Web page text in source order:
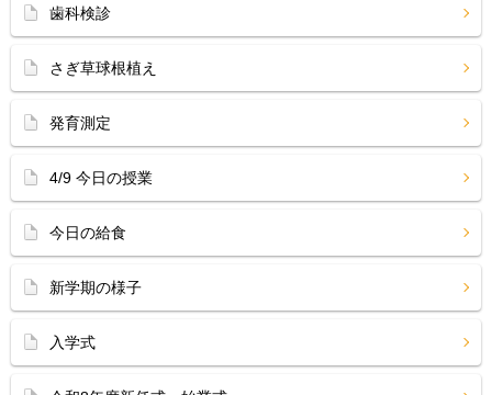
歯科検診
さぎ草球根植え
発育測定
4/9 今日の授業
今日の給食
新学期の様子
入学式